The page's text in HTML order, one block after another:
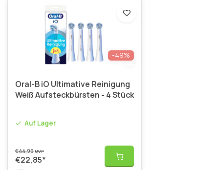
-49%
Oral-B iO Ultimative Reinigung
Weiß Aufsteckbürsten - 4 Stück
Auf Lager
€44,99UVP
€22,85*